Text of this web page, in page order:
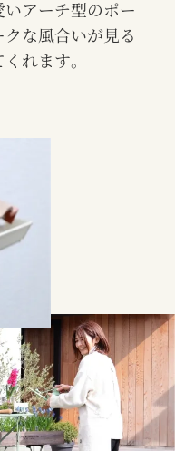
アーチ型のポー
な風合いが見る
れます。